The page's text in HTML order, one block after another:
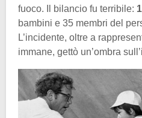
fuoco. Il bilancio fu terribile:
bambini e 35 membri del
L’incidente, oltre a
immane, gettò un’ombra